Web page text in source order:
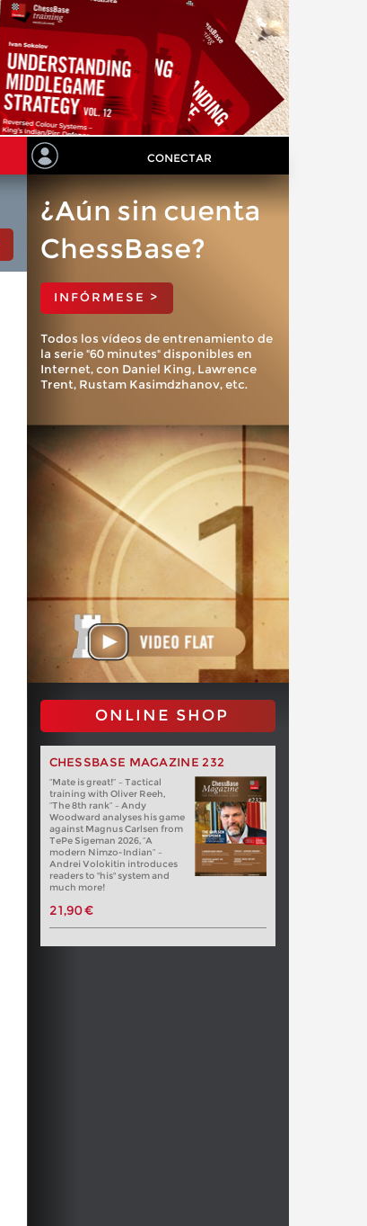
CONECTAR
¿Aún sin cuenta
ChessBase?
INFÓRMESE >
Todos los vídeos de entrenamiento de
la serie "60 minutes" disponibles en
Internet, con Daniel King, Lawrence
Trent, Rustam Kasimdzhanov, etc.
ONLINE SHOP
CHESSBASE MAGAZINE 232
“Mate is great!” – Tactical
training with Oliver Reeh,
“The 8th rank” – Andy
Woodward analyses his game
against Magnus Carlsen from
TePe Sigeman 2026, “A
modern Nimzo-Indian” –
Andrei Volokitin introduces
readers to "his" system and
much more!
21,90 €